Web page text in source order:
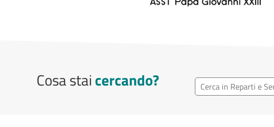
Cosa staicercando? Ricerca reparto